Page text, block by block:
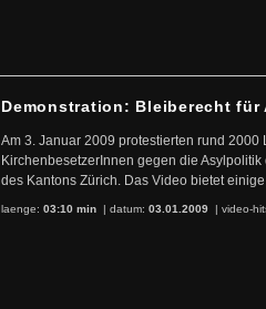
Demonstration: Bleiberecht für
Am 3. Januar 2009 protestierten rund 2000
KirchenbesetzerInnen gegen die
des Kantons Zürich. Das Video bietet
laenge: 03:10 min | datum: 03.01.2009 | video-